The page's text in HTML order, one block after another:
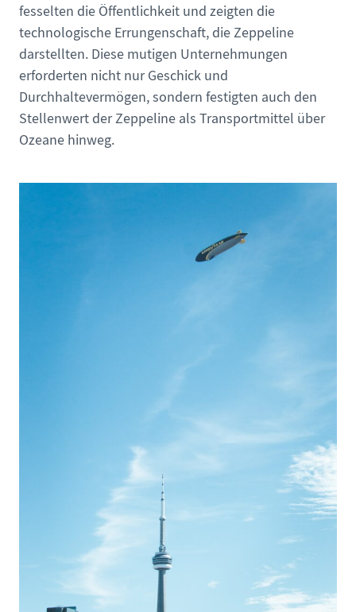
fesselten die Öffentlichkeit und zeigten die
technologische Errungenschaft, die Zeppeline
darstellten. Diese mutigen Unternehmungen
erforderten nicht nur Geschick und
Durchhaltevermögen, sondern festigten auch den
Stellenwert der Zeppeline als Transportmittel über
Ozeane hinweg.